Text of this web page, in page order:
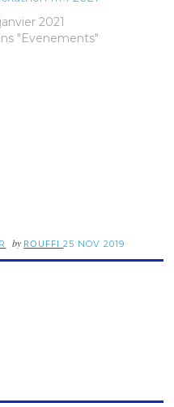
2021
"Evenements"
by ROUFFI25 NOV 2019